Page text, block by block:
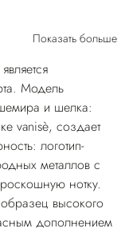
Показать больше
Модель
и шелка:
vanisè, создает
логотип-
металлов с
нотку.
высокого
дополнением